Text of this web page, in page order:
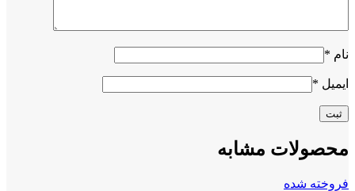
نام *
ایمیل *
محصولات مشابه
فروخته شده